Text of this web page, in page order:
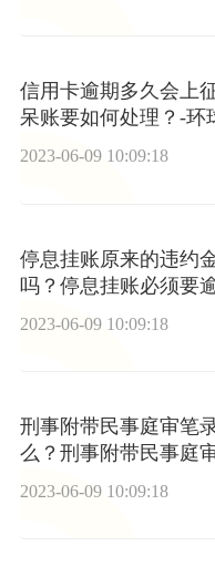
信用卡逾期多久会上
呆账要如何处理？-环
2023-06-09 10:09:18
停息挂账原来的违约
吗？停息挂账必须要
2023-06-09 10:09:18
刑事附带民事庭审笔
么？刑事附带民事庭
2023-06-09 10:09:18